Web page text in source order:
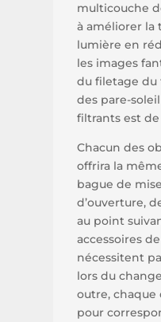
multicouche
à améliorer la
lumière en
les images
du filetage du
des pare-
filtrants est
Chacun des
offrira la
bague de
d’ouverture,
au point
accessoires
nécessitent
lors du
outre,
pour